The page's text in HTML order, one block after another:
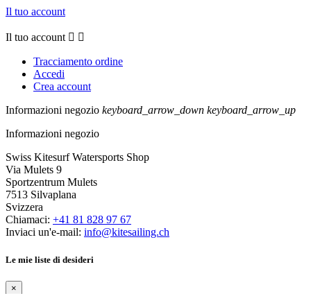
Il tuo account
Il tuo account  
Tracciamento ordine
Accedi
Crea account
Informazioni negozio keyboard_arrow_down keyboard_arrow_up
Informazioni negozio
Swiss Kitesurf Watersports Shop
Via Mulets 9
Sportzentrum Mulets
7513 Silvaplana
Svizzera
Chiamaci: +41 81 828 97 67
Inviaci un'e-mail: info@kitesailing.ch
Le mie liste di desideri
×